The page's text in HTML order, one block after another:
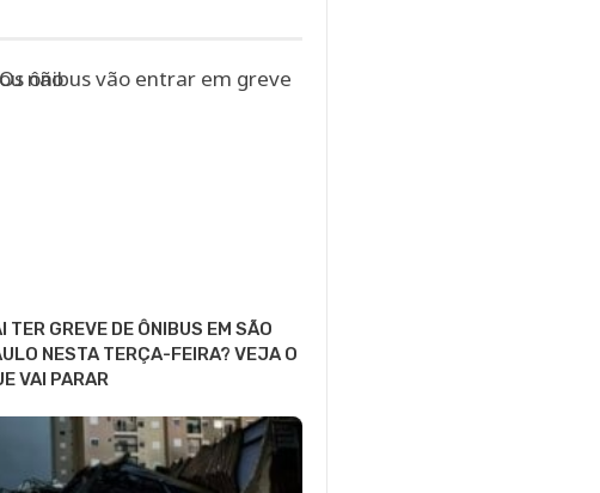
TER GREVE DE ÔNIBUS EM SÃO
NESTA TERÇA-FEIRA? VEJA O
VAI PARAR